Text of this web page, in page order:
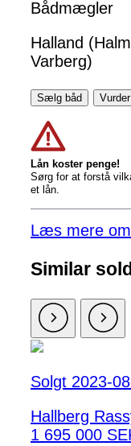
Bådmægler
Halland
Varberg)
Sælg båd
Lån koster penge!
Sørg for at forstå
et lån.
Læs mere
Similar
Solgt 2023-
Hallberg
1 695 000